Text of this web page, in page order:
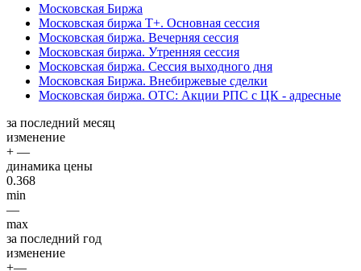
Московская Биржа
Московская биржа Т+. Основная сессия
Московская биржа. Вечерняя сессия
Московская биржа. Утренняя сессия
Московская биржа. Сессия выходного дня
Московская Биржа. Внебиржевые сделки
Московская биржа. OTC: Акции РПС с ЦК - адресные
за последний месяц
изменение
+ —
динамика цены
0.368
min
—
max
за последний год
изменение
+—